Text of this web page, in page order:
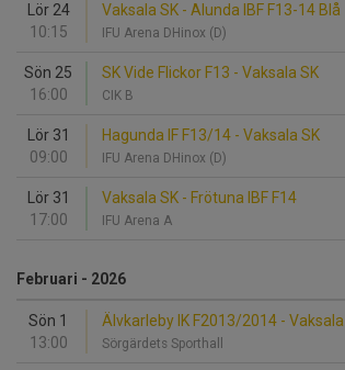
Lör 24
10:15
Vaksala SK - Alunda IBF F13-14 Blå
IFU Arena DHinox (D)
Sön 25
16:00
SK Vide Flickor F13 - Vaksala SK
CIK B
Lör 31
09:00
Hagunda IF F13/14 - Vaksala SK
IFU Arena DHinox (D)
Lör 31
17:00
Vaksala SK - Frötuna IBF F14
IFU Arena A
Februari - 2026
Sön 1
13:00
Älvkarleby IK F2013/2014 - Vaksala
Sörgärdets Sporthall